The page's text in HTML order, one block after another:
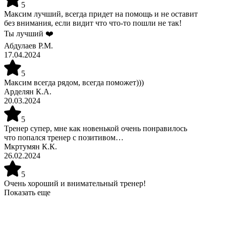
5
Максим лучший, всегда придет на помощь и не оставит
без внимания, если видит что что-то пошли не так!
Ты лучший ❤️
Абдулаев Р.М.
17.04.2024
5
Максим всегда рядом, всегда поможет)))
Арделян К.А.
20.03.2024
5
Тренер супер, мне как новенькой очень понравилось
что попался тренер с позитивом…
Мкртумян К.К.
26.02.2024
5
Очень хороший и внимательный тренер!
Показать еще